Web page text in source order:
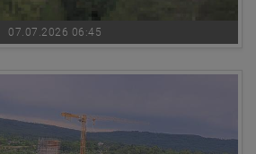
07.07.2026 06:45